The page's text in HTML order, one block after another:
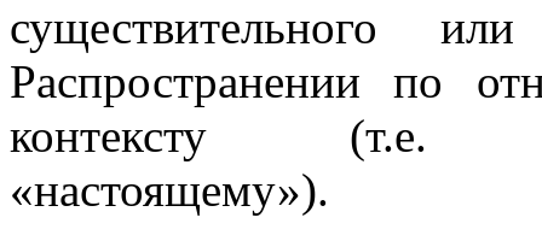
существительного
Распространении по
контексту (т.е.
«настоящему»).